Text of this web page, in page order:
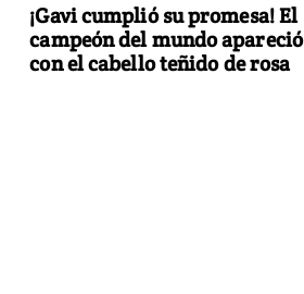
¡Gavi cumplió su promesa! El
campeón del mundo apareció
con el cabello teñido de rosa